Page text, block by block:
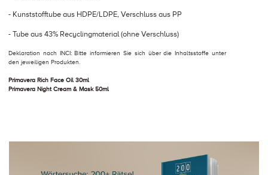
- Kunststofftube aus HDPE/LDPE, Verschluss aus PP
- Tube aus 43% Recyclingmaterial (ohne Verschluss)
Deklaration nach INCI: Bitte informieren Sie sich über die Inhaltsstoffe unter
den jeweiligen Produkten.
Primavera Rich Face Oil 30ml
Primavera Night Cream & Mask 50ml